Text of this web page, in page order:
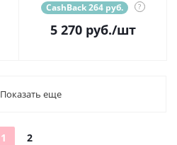
CashBack 264 руб. ?
5 270руб./шт
Показать еще
1 2